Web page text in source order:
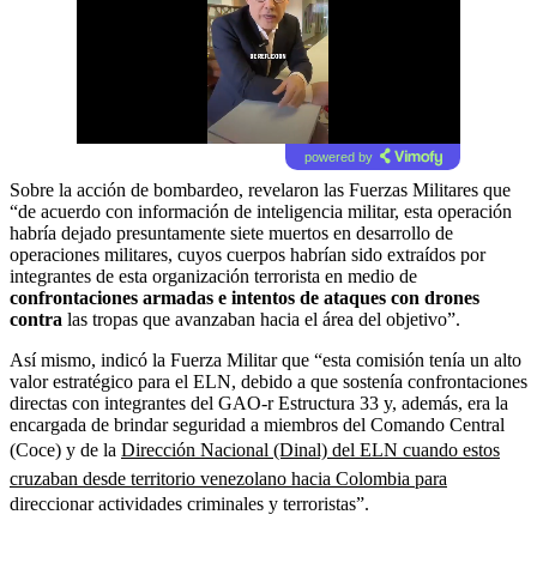
powered by
Sobre la acción de bombardeo, revelaron las Fuerzas Militares que
“de acuerdo con información de inteligencia militar, esta operación
habría dejado presuntamente siete muertos en desarrollo de
operaciones militares, cuyos cuerpos habrían sido extraídos por
integrantes de esta organización terrorista en medio de
confrontaciones armadas e intentos de ataques con drones
contra las tropas que avanzaban hacia el área del objetivo”.
Así mismo, indicó la Fuerza Militar que “esta comisión tenía un alto
valor estratégico para el ELN, debido a que sostenía confrontaciones
directas con integrantes del GAO-r Estructura 33 y, además, era la
encargada de brindar seguridad a miembros del Comando Central
(Coce) y de la Dirección Nacional (Dinal) del ELN cuando estos
cruzaban desde territorio venezolano hacia Colombia para
direccionar actividades criminales y terroristas”.